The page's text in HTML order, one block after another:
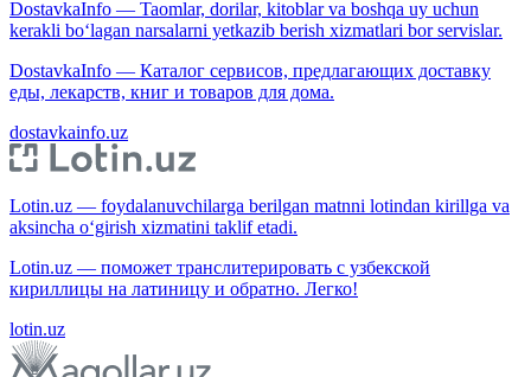
DostavkaInfo — Taomlar, dorilar, kitoblar va boshqa uy uchun
kerakli bo‘lagan narsalarni yetkazib berish xizmatlari bor servislar.
DostavkaInfo — Каталог сервисов, предлагающих доставку
еды, лекарств, книг и товаров для дома.
dostavkainfo.uz
Lotin.uz — foydalanuvchilarga berilgan matnni lotindan kirillga va
aksincha o‘girish xizmatini taklif etadi.
Lotin.uz — поможет транслитерировать с узбекской
кириллицы на латиницу и обратно. Легко!
lotin.uz